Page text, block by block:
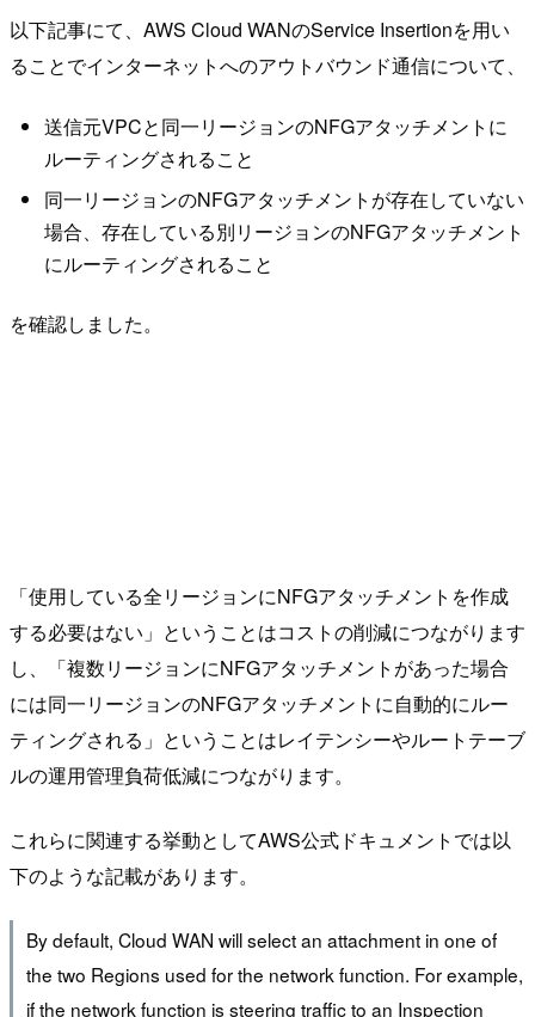
以下記事にて、AWS Cloud WANのService Insertionを用い
ることでインターネットへのアウトバウンド通信について、
送信元VPCと同一リージョンのNFGアタッチメントに
ルーティングされること
同一リージョンのNFGアタッチメントが存在していない
場合、存在している別リージョンのNFGアタッチメント
にルーティングされること
を確認しました。
「使用している全リージョンにNFGアタッチメントを作成
する必要はない」ということはコストの削減につながります
し、「複数リージョンにNFGアタッチメントがあった場合
には同一リージョンのNFGアタッチメントに自動的にルー
ティングされる」ということはレイテンシーやルートテーブ
ルの運用管理負荷低減につながります。
これらに関連する挙動としてAWS公式ドキュメントでは以
下のような記載があります。
By default, Cloud WAN will select an attachment in one of
the two Regions used for the network function. For example,
if the network function is steering traffic to an Inspection